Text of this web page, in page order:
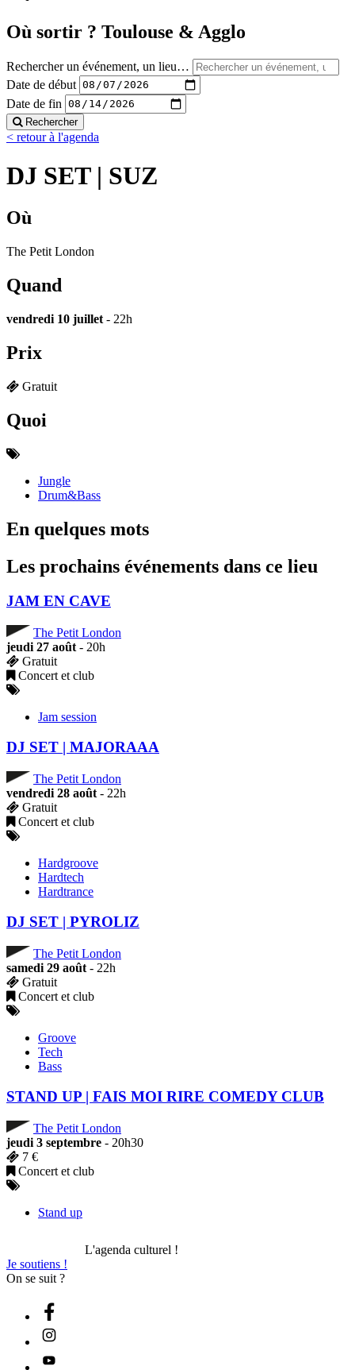
Où sortir ? Toulouse & Agglo
Rechercher un événement, un lieu…
Date de début
Date de fin
Rechercher
< retour à l'agenda
DJ SET | SUZ
Où
The Petit London
Quand
vendredi 10 juillet - 22h
Prix
Gratuit
Quoi
Jungle
Drum&Bass
En quelques mots
Les prochains événements dans ce lieu
JAM EN CAVE
The Petit London
jeudi 27 août - 20h
Gratuit
Concert et club
Jam session
DJ SET | MAJORAAA
The Petit London
vendredi 28 août - 22h
Gratuit
Concert et club
Hardgroove
Hardtech
Hardtrance
DJ SET | PYROLIZ
The Petit London
samedi 29 août - 22h
Gratuit
Concert et club
Groove
Tech
Bass
STAND UP | FAIS MOI RIRE COMEDY CLUB
The Petit London
jeudi 3 septembre - 20h30
7 €
Concert et club
Stand up
L'agenda culturel !
Je soutiens !
On se suit ?